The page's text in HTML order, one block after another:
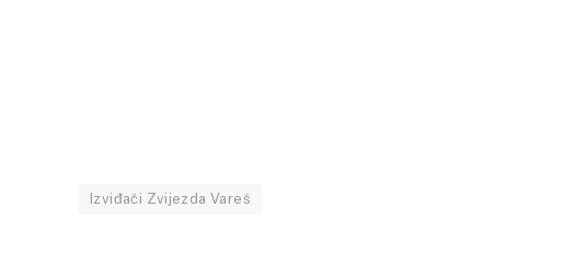
Izviđači Zvijezda Vareš